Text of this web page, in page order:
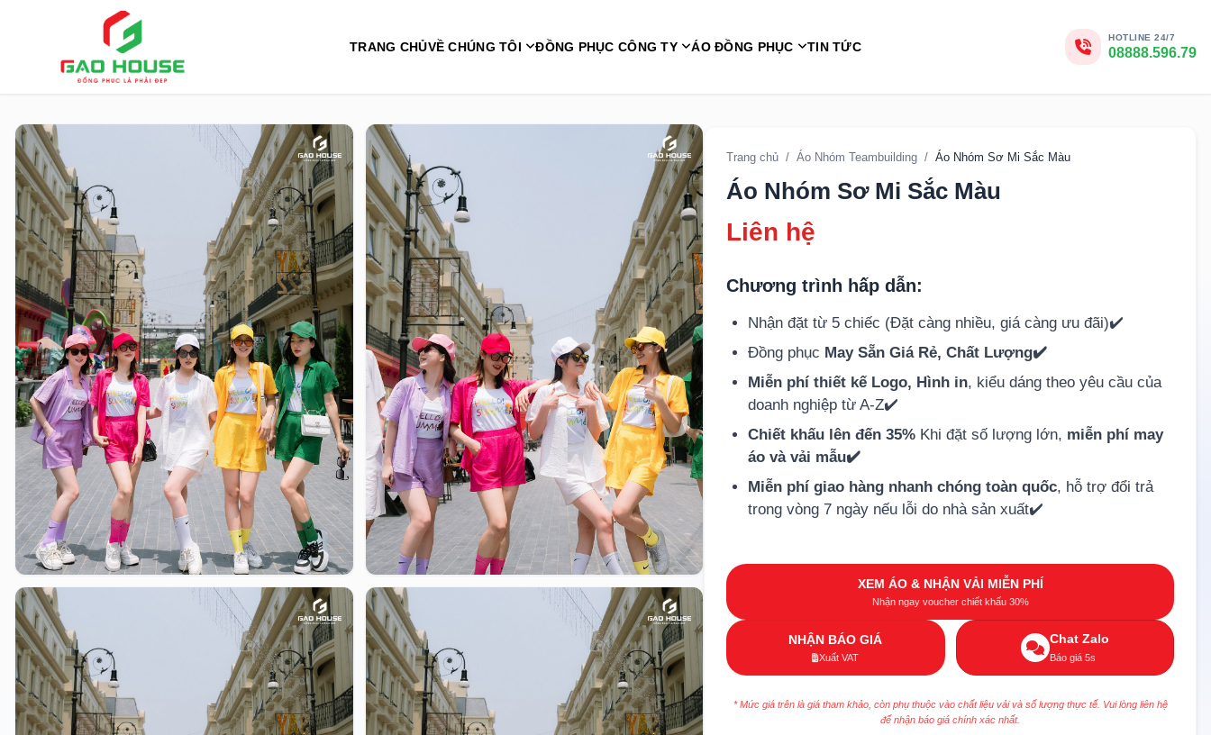
TRANG CHỦVỀ CHÚNG TÔI ĐỒNG PHỤC CÔNG TY ÁO ĐỒNG PHỤC TIN TỨC
HOTLINE 24/7
08888.596.79
Trang chủ / Áo Nhóm Teambuilding / Áo Nhóm Sơ Mi Sắc Màu
Áo Nhóm Sơ Mi Sắc Màu
Liên hệ
Chương trình hấp dẫn:
Nhận đặt từ 5 chiếc (Đặt càng nhiều, giá càng ưu đãi)✔️
Đồng phục May Sẵn Giá Rẻ, Chất Lượng✔️
Miễn phí thiết kế Logo, Hình in, kiểu dáng theo yêu cầu của
doanh nghiệp từ A-Z✔️
Chiết khấu lên đến 35% Khi đặt số lượng lớn, miễn phí may
áo và vải mẫu✔️
Miễn phí giao hàng nhanh chóng toàn quốc, hỗ trợ đổi trả
trong vòng 7 ngày nếu lỗi do nhà sản xuất✔️
XEM ÁO & NHẬN VẢI MIỄN PHÍ
Nhận ngay voucher chiết khấu 30%
NHẬN BÁO GIÁ
Xuất VAT
Chat Zalo
Báo giá 5s
* Mức giá trên là giá tham khảo, còn phụ thuộc vào chất liệu vải và số lượng thực tế. Vui lòng liên hệ
để nhận báo giá chính xác nhất.